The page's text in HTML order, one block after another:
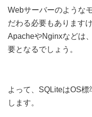
Webサーバーのような
だわる必要もありますけ
ApacheやNginxなどは
要となるでしょう。
よって、SQLiteはOS
します。